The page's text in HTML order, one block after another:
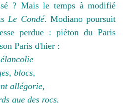
? Mais le temps à modifié
Le Condé. Modiano poursuit
perdue : piéton du Paris
Paris d'hier :
blocs,
allégorie,
que des rocs.